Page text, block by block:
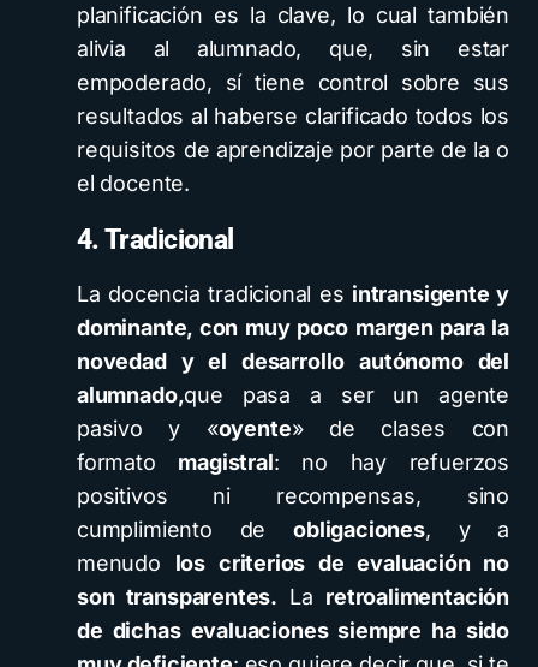
planificación es la clave, lo cual también
alivia al alumnado, que, sin estar
empoderado, sí tiene control sobre sus
resultados al haberse clarificado todos los
requisitos de aprendizaje por parte de la o
el docente.
4. Tradicional
La docencia tradicional es intransigente y
dominante, con muy poco margen para la
novedad y el desarrollo autónomo del
alumnado,que pasa a ser un agente
pasivo y «oyente» de clases con
formato magistral: no hay refuerzos
positivos ni recompensas, sino
cumplimiento deobligaciones, y a
menudo los criterios de evaluación no
son transparentes. La retroalimentación
de dichas evaluaciones siempre ha sido